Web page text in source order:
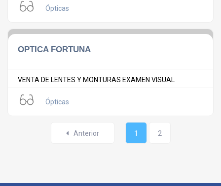
Ópticas
OPTICA FORTUNA
VENTA DE LENTES Y MONTURAS EXAMEN VISUAL
Ópticas
Anterior 1 2